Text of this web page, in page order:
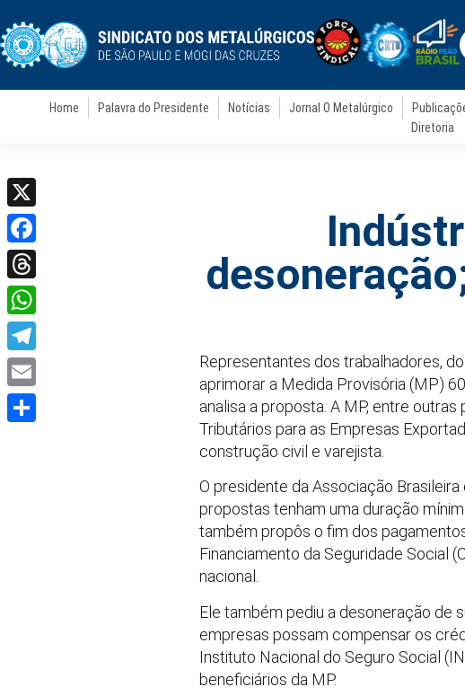
Home Palavra do Presidente Notícias Jornal O Metalúrgico
Diretoria
Representantes dos trabalhadores,
aprimorar a Medida Provisória (MP)
analisa a proposta. A MP, entre
Tributários para as Empresas
construção civil e varejista.
O presidente da Associação
propostas tenham uma duração
também propôs o fim dos
Financiamento da Seguridade Social
nacional.
Ele também pediu a desoneração de
empresas possam compensar os
Instituto Nacional do Seguro Social
beneficiários da MP.
X
Facebook
Threads
WhatsApp
Telegram
Email